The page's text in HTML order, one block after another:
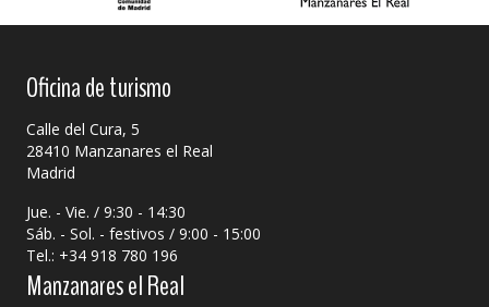
Oficina de turismo
Calle del Cura, 5
28410 Manzanares el Real
Madrid
Jue. - Vie. / 9:30 - 14:30
Sáb. - Sol. - festivos / 9:00 - 15:00
Tel.: +34 918 780 196
Manzanares el Real